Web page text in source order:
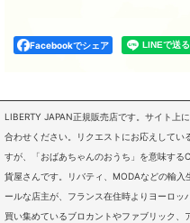
Facebookでシェア
LIBERTY JAPAN正規販売店です。サイト上
合わせください。リクエストにお応えしてい
すが、「おばあちゃんのおうち」を意味す
貨屋さんです。リバティ、MODAなどの輸
ールな店主が、フランス在住時よりヨーロ
買い集めているブロカントやファブリック、